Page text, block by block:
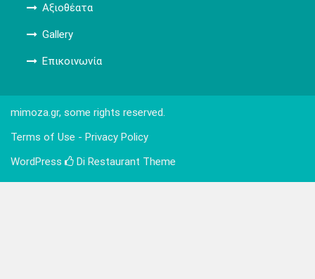
Αξιοθέατα
Gallery
Επικοινωνία
mimoza.gr, some rights reserved.
Terms of Use - Privacy Policy
WordPress
Di Restaurant Theme